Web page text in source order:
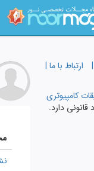
ورود عضویت
|
ارتباط با ما |
کامپیوتری
دارد.